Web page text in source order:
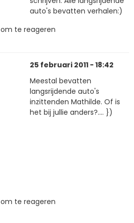
auto's bevatten verhalen:)
om te reageren
25 februari 2011 - 18:42
Meestal bevatten
langsrijdende auto's
inzittenden Mathilde. Of is
het bij jullie anders?.... })
om te reageren